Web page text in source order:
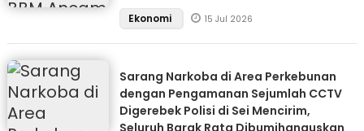
Ekonomi 15 Jul 2026
Sarang Narkoba di Area Perkebunan
dengan Pengamanan Sejumlah CCTV
Digerebek Polisi di Sei Mencirim,
Seluruh Barak Rata Dibumihanguskan